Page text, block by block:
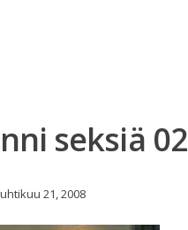
seksiä 02
21, 2008